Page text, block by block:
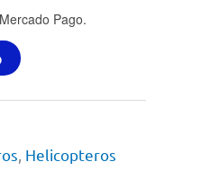
Pago.
Helicopteros